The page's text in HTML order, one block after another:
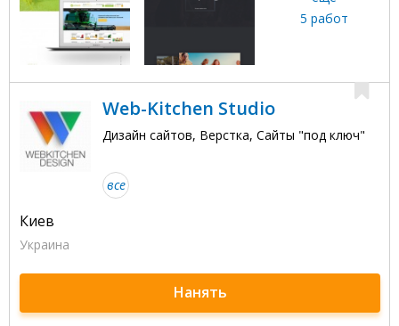
5 работ
Web-Kitchen Studio
Дизайн сайтов, Верстка, Сайты "под ключ"
все
Киев
Украина
Нанять